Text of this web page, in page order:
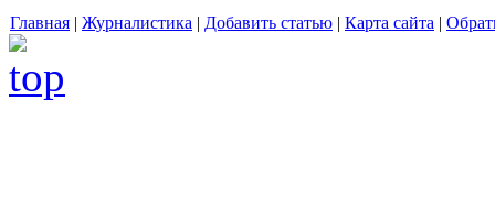
Главная | Журналистика | Добавить статью | Карта сайта |